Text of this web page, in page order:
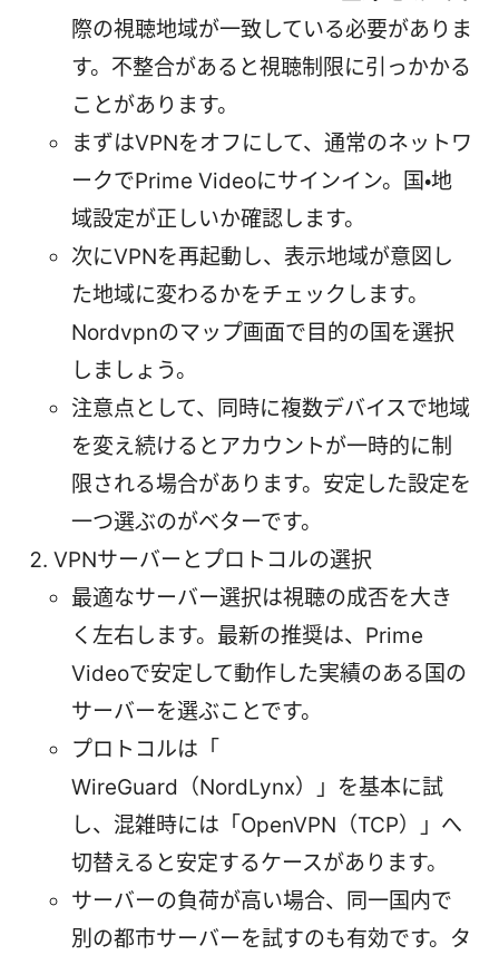
際の視聴地域が一致している必要がありま
す。不整合があると視聴制限に引っかかる
ことがあります。
まずはVPNをオフにして、通常のネットワ
ークでPrime Videoにサインイン。国・地
域設定が正しいか確認します。
次にVPNを再起動し、表示地域が意図し
た地域に変わるかをチェックします。
Nordvpnのマップ画面で目的の国を選択
しましょう。
注意点として、同時に複数デバイスで地域
を変え続けるとアカウントが一時的に制
限される場合があります。安定した設定を
一つ選ぶのがベターです。
VPNサーバーとプロトコルの選択
最適なサーバー選択は視聴の成否を大き
く左右します。最新の推奨は、Prime
Videoで安定して動作した実績のある国の
サーバーを選ぶことです。
プロトコルは「
WireGuard（NordLynx）」を基本に試
し、混雑時には「OpenVPN（TCP）」へ
切替えると安定するケースがあります。
サーバーの負荷が高い場合、同一国内で
別の都市サーバーを試すのも有効です。タ